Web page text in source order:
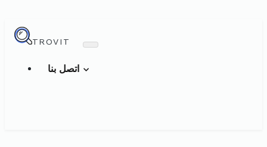
TROVIT